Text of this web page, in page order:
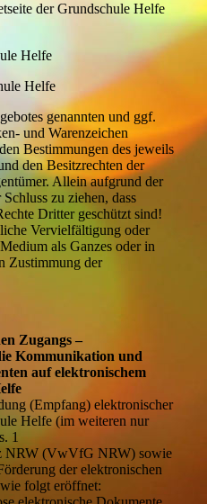
der Grundschule Helfe
Helfe
Helfe
genannten und ggf.
und Warenzeichen
Bestimmungen des jeweils
den Besitzrechten der
Allein aufgrund der
zu ziehen, dass
Dritter geschützt sind!
Vervielfältigung oder
als Ganzes oder in
Zustimmung der
Zugangs –
Kommunikation und
auf elektronischem
(Empfang) elektronischer
Helfe (im weiteren nur
1
NRW (VwVfG NRW) sowie
der elektronischen
folgt eröffnet: